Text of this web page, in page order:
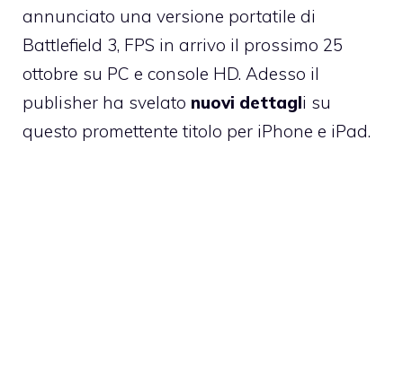
annunciato una versione portatile di
Battlefield 3, FPS in arrivo il prossimo 25
ottobre su PC e console HD. Adesso il
publisher ha svelato nuovi dettagli su
questo promettente titolo per iPhone e iPad.